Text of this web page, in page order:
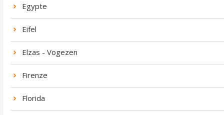
Egypte
Eifel
Elzas - Vogezen
Firenze
Florida